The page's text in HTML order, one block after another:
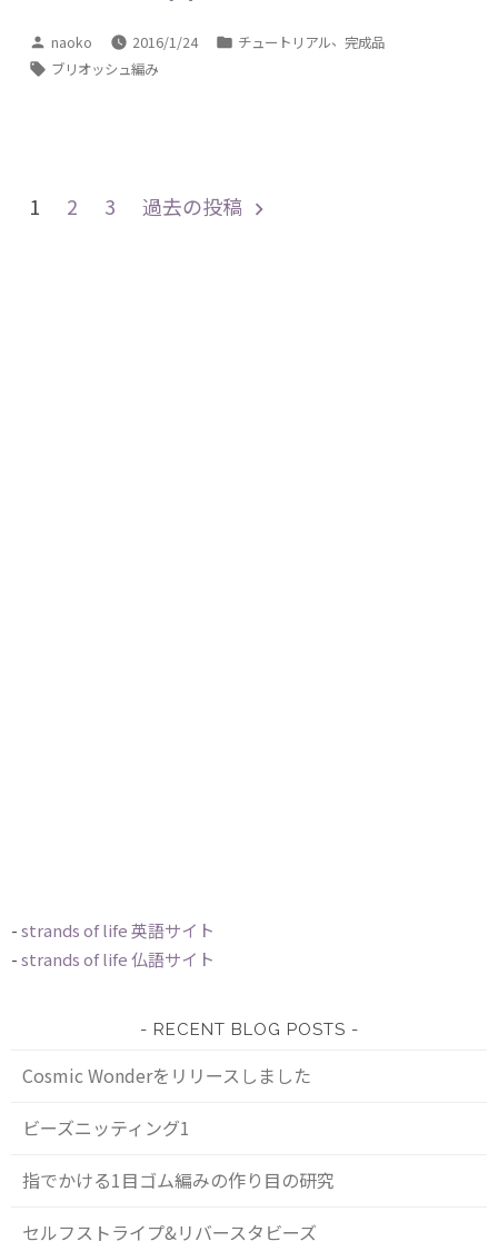
投
稿
naoko 2016/1/24
カ
チュートリアル、 完成品
タ
ブリオッシュ編み
投
稿
1 2 3 過去の投稿
-strands of life 英語サイト
-strands of life 仏語サイト
RECENT BLOG POSTS
Cosmic Wonderをリリースしました
ビーズニッティング1
指でかける1目ゴム編みの作り目の研究
セルフストライプ&リバースタビーズ